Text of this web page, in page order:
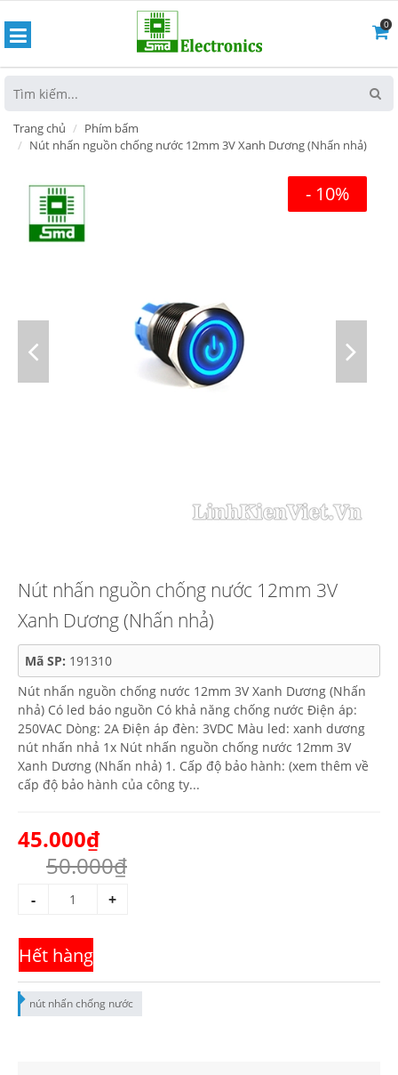
0
Trang chủ
Phím bấm
Nút nhấn nguồn chống nước 12mm 3V Xanh Dương (Nhấn nhả)
- 10%
Nút nhấn nguồn chống nước 12mm 3V
Xanh Dương (Nhấn nhả)
Mã SP: 191310
Nút nhấn nguồn chống nước 12mm 3V Xanh Dương (Nhấn
nhả) Có led báo nguồn Có khả năng chống nước Điện áp:
250VAC Dòng: 2A Điện áp đèn: 3VDC Màu led: xanh dương
nút nhấn nhả 1x Nút nhấn nguồn chống nước 12mm 3V
Xanh Dương (Nhấn nhả) 1. Cấp độ bảo hành: (xem thêm về
cấp độ bảo hành của công ty...
45.000₫
50.000₫
- +
Hết hàng
nút nhấn chống nước